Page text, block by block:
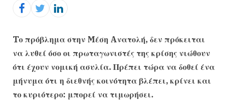
Tο πρόβλημα στην Mέση Aνατολή, δεν πρόκειται
να λυθεί όσο οι πρωταγωνιστές της κρίσης νιώθουν
ότι έχουν νομική ασυλία. Πρέπει τώρα να δοθεί ένα
μήνυμα ότι η διεθνής κοινότητα βλέπει, κρίνει και
το κυριότερο: μπορεί να τιμωρήσει.